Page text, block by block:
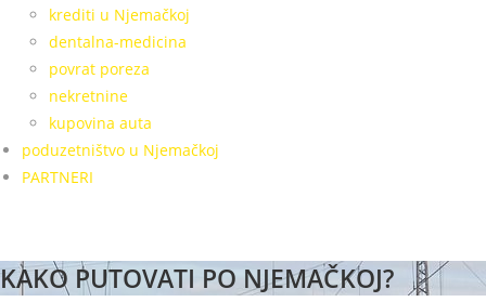
krediti u Njemačkoj
dentalna-medicina
povrat poreza
nekretnine
kupovina auta
poduzetništvo u Njemačkoj
PARTNERI
KAKO PUTOVATI PO NJEMAČKOJ?